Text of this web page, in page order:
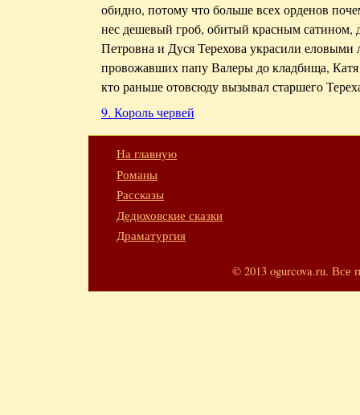
обидно, потому что больше всех орденов
нес дешевый гроб, обитый красным
Петровна и Дуся Терехова украсили
провожавших папу Валеры до кладбища, Катя
кто раньше отовсюду вызывал старшего
9. Король червей
На главную
Романы
Рассказы
Дедюховские сказки
Драматургия
© 2013 ogurcova.ru.